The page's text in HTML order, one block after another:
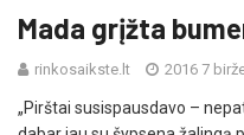
Mada grįžta
rinkosaikste.lt 2016 7
„Pirštai susispausdavo –